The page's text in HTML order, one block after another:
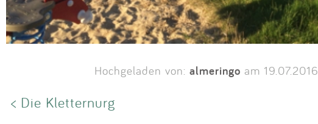
Hochgeladen von:almeringo am 19.07.2016
< Die Kletternurg